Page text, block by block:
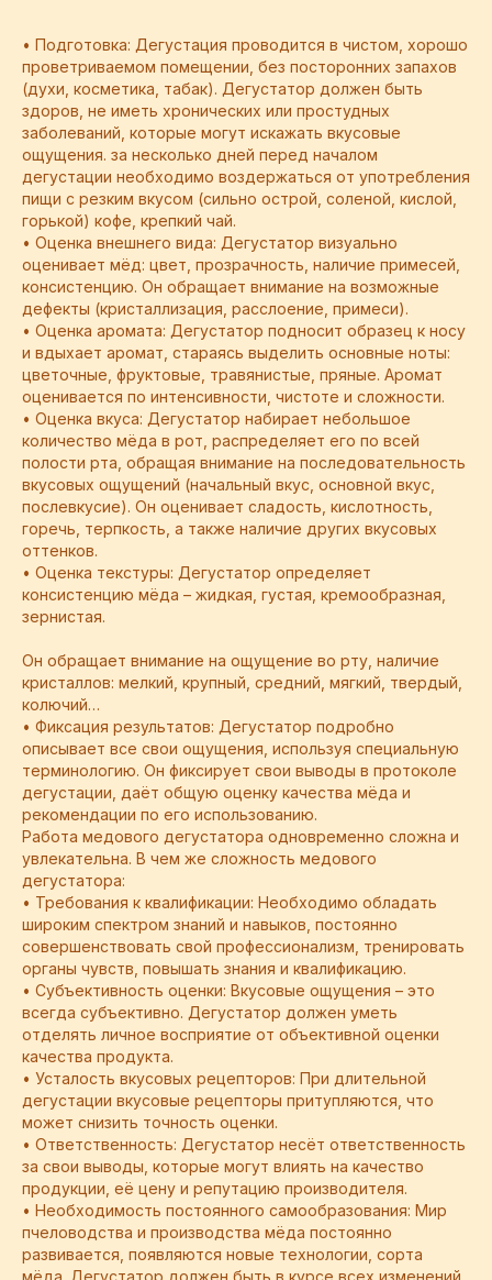
• Подготовка: Дегустация проводится в чистом, хорошо
проветриваемом помещении, без посторонних запахов
(духи, косметика, табак). Дегустатор должен быть
здоров, не иметь хронических или простудных
заболеваний, которые могут искажать вкусовые
ощущения. за несколько дней перед началом
дегустации необходимо воздержаться от употребления
пищи с резким вкусом (сильно острой, соленой, кислой,
горькой) кофе, крепкий чай.
• Оценка внешнего вида: Дегустатор визуально
оценивает мёд: цвет, прозрачность, наличие примесей,
консистенцию. Он обращает внимание на возможные
дефекты (кристаллизация, расслоение, примеси).
• Оценка аромата: Дегустатор подносит образец к носу
и вдыхает аромат, стараясь выделить основные ноты:
цветочные, фруктовые, травянистые, пряные. Аромат
оценивается по интенсивности, чистоте и сложности.
• Оценка вкуса: Дегустатор набирает небольшое
количество мёда в рот, распределяет его по всей
полости рта, обращая внимание на последовательность
вкусовых ощущений (начальный вкус, основной вкус,
послевкусие). Он оценивает сладость, кислотность,
горечь, терпкость, а также наличие других вкусовых
оттенков.
• Оценка текстуры: Дегустатор определяет
консистенцию мёда – жидкая, густая, кремообразная,
зернистая.
Он обращает внимание на ощущение во рту, наличие
кристаллов: мелкий, крупный, средний, мягкий, твердый,
колючий…
• Фиксация результатов: Дегустатор подробно
описывает все свои ощущения, используя специальную
терминологию. Он фиксирует свои выводы в протоколе
дегустации, даёт общую оценку качества мёда и
рекомендации по его использованию.
Работа медового дегустатора одновременно сложна и
увлекательна. В чем же сложность медового
дегустатора:
• Требования к квалификации: Необходимо обладать
широким спектром знаний и навыков, постоянно
совершенствовать свой профессионализм, тренировать
органы чувств, повышать знания и квалификацию.
• Субъективность оценки: Вкусовые ощущения – это
всегда субъективно. Дегустатор должен уметь
отделять личное восприятие от объективной оценки
качества продукта.
• Усталость вкусовых рецепторов: При длительной
дегустации вкусовые рецепторы притупляются, что
может снизить точность оценки.
• Ответственность: Дегустатор несёт ответственность
за свои выводы, которые могут влиять на качество
продукции, её цену и репутацию производителя.
• Необходимость постоянного самообразования: Мир
пчеловодства и производства мёда постоянно
развивается, появляются новые технологии, сорта
мёда. Дегустатор должен быть в курсе всех изменений